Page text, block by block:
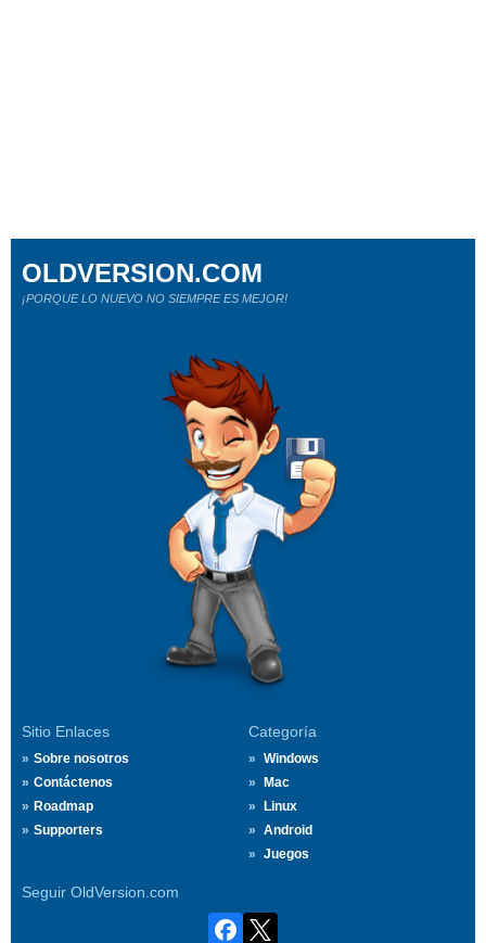
Sitio Enlaces
Sobre nosotros
Contáctenos
Roadmap
Supporters
Categoría
Windows
Mac
Linux
Android
Juegos
Seguir OldVersion.com
OLDVERSION.COM
¡PORQUE LO NUEVO NO SIEMPRE ES MEJOR!